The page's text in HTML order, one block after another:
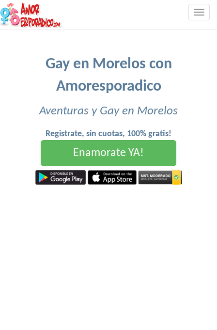
Gay en Morelos con
Amoresporadico
Aventuras y Gay en Morelos
Registrate, sin cuotas, 100% gratis!
Enamorate YA!